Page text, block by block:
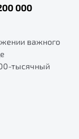
000
важного
тысячный